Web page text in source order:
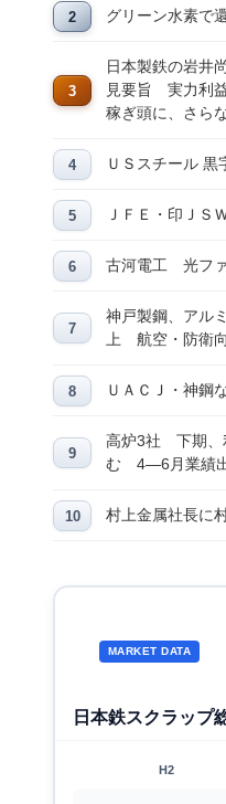
グリーン水素で
日本製鉄の岩井
見要旨 実力利
稼ぎ頭に、さら
ＵＳスチール
ＪＦＥ・印Ｊ
古河電工 光フ
神戸製鋼、アル
上 航空・防衛
ＵＡＣＪ・神鋼
高炉3社 下期、
む 4―6月業績
村上金属社長に
MARKET DATA
日本鉄スクラップ
H2